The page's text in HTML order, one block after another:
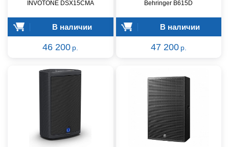
INVOTONE DSX15CMA
В наличии
46 200 р.
Behringer B615D
В наличии
47 200 р.